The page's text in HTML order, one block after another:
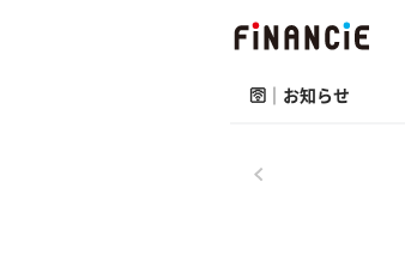
🛜｜お知らせ